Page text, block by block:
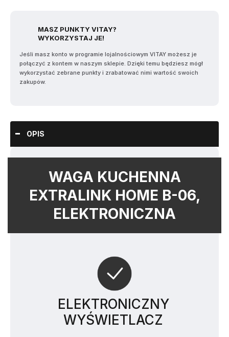
MASZ PUNKTY VITAY?
WYKORZYSTAJ JE!
Jeśli masz konto w programie lojalnościowym VITAY możesz je
połączyć z kontem w naszym sklepie. Dzięki temu będziesz mógł
wykorzystać zebrane punkty i zrabatować nimi wartość swoich
zakupów.
OPIS
WAGA KUCHENNA
EXTRALINK HOME B-06,
ELEKTRONICZNA
ELEKTRONICZNY
WYŚWIETLACZ